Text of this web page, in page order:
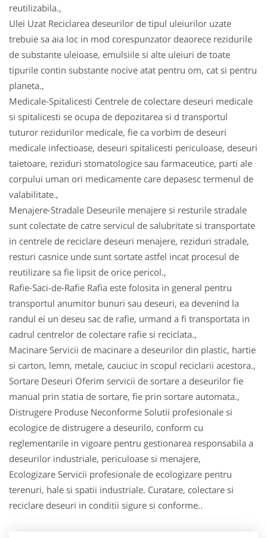
reutilizabila.,
Ulei Uzat Reciclarea deseurilor de tipul uleiurilor uzate
trebuie sa aia loc in mod corespunzator deaorece rezidurile
de substante uleioase, emulsiile si alte uleiuri de toate
tipurile contin substante nocive atat pentru om, cat si pentru
planeta.,
Medicale-Spitalicesti Centrele de colectare deseuri medicale
si spitalicesti se ocupa de depozitarea si d transportul
tuturor rezidurilor medicale, fie ca vorbim de deseuri
medicale infectioase, deseuri spitalicesti periculoase, deseuri
taietoare, reziduri stomatologice sau farmaceutice, parti ale
corpului uman ori medicamente care depasesc termenul de
valabilitate.,
Menajere-Stradale Deseurile menajere si resturile stradale
sunt colectate de catre servicul de salubritate si transportate
in centrele de reciclare deseuri menajere, reziduri stradale,
resturi casnice unde sunt sortate astfel incat procesul de
reutilizare sa fie lipsit de orice pericol.,
Rafie-Saci-de-Rafie Rafia este folosita in general pentru
transportul anumitor bunuri sau deseuri, ea devenind la
randul ei un deseu sac de rafie, urmand a fi transportata in
cadrul centrelor de colectare rafie si reciclata.,
Macinare Servicii de macinare a deseurilor din plastic, hartie
si carton, lemn, metale, cauciuc in scopul reciclarii acestora.,
Sortare Deseuri Oferim servicii de sortare a deseurilor fie
manual prin statia de sortare, fie prin sortare automata.,
Distrugere Produse Neconforme Solutii profesionale si
ecologice de distrugere a deseurilo, conform cu
reglementarile in vigoare pentru gestionarea responsabila a
deseurilor industriale, periculoase si menajere,
Ecologizare Servicii profesionale de ecologizare pentru
terenuri, hale si spatii industriale. Curatare, colectare si
reciclare deseuri in conditii sigure si conforme..